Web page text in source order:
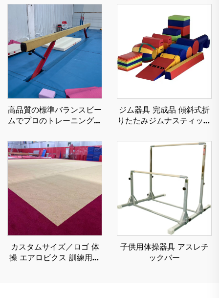
高品質の標準バランスビー
ムでプロのトレーニングに
ジム器具 完成品 傾斜式折
りたたみジムナスティック
ども用
カスタムサイズ／ロゴ 体
操 エアロビクス 訓練用エ
子供用体操器具 アスレチ
ックバー